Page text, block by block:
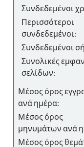
Συνδεδεμένοι
Περισσότεροι
συνδεδεμένοι:
Συνδεδεμένοι
Συνολικές
σελίδων:
Μέσος όρος
ανά ημέρα:
Μέσος όρος
μηνυμάτων ανά
Μέσος όρος